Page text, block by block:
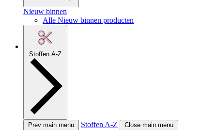
Nieuw binnen
Alle Nieuw binnen producten
Stoffen A-Z
Prev main menu Stoffen A-Z Close main menu